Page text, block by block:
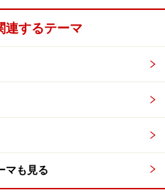
らは逃れられません。でもル
にくいのです
によって雪崩発生の危険を
認識すること。
連するテーマ
マも見る